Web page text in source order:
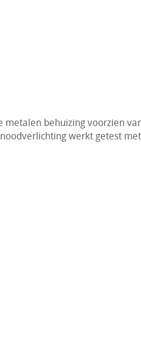
behuizing voorzien
werkt getest